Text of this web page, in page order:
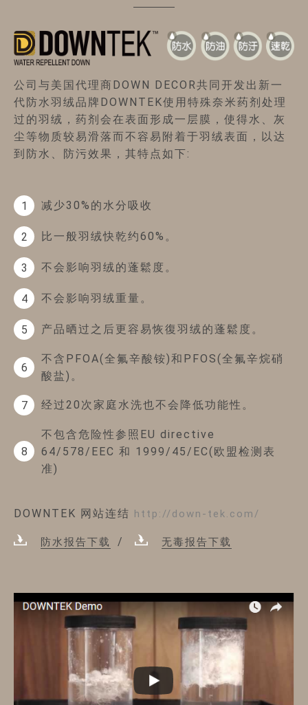
公司与美国代理商DOWN DECOR共同开发出新一
代防水羽绒品牌DOWNTEK使用特殊奈米药剂处理
过的羽绒，药剂会在表面形成一层膜，使得水、灰
尘等物质较易滑落而不容易附着于羽绒表面，以达
到防水、防污效果，其特点如下:
1 减少30%的水分吸收
2 比一般羽绒快乾约60%。
3 不会影响羽绒的蓬鬆度。
4 不会影响羽绒重量。
5 产品晒过之后更容易恢復羽绒的蓬鬆度。
6
不含PFOA(全氟辛酸铵)和PFOS(全氟辛烷硝
酸盐)。
7 经过20次家庭水洗也不会降低功能性。
8
不包含危险性参照EU directive
64/578/EEC 和 1999/45/EC(欧盟检测表
准)
DOWNTEK 网站连结 http://down-tek.com/
防水报告下载 无毒报告下载